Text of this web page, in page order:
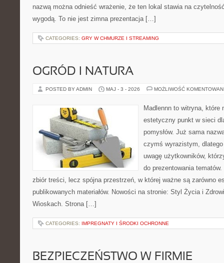
nazwą można odnieść wrażenie, że ten lokal stawia na
wygodą. To nie jest zimna prezentacja […]
CATEGORIES: GRY W CHMURZE I STREAMING
OGRÓD I NATURA
POSTED BY ADMIN MAJ - 3 - 2026 MOŻLIWOŚĆ
Madlennn to witryna, które
estetyczny punkt w sieci
pomysłów. Już sama
czymś wyrazistym,
uwagę użytkowników,
do prezentowania
zbiór treści, lecz spójna przestrzeń, w której ważne są zarówno
publikowanych materiałów. Nowości na stronie: Styl Życia i
Wioskach. Strona […]
CATEGORIES: IMPREGNATY I ŚRODKI OCHRONNE
BEZPIECZEŃSTWO W FIRMIE